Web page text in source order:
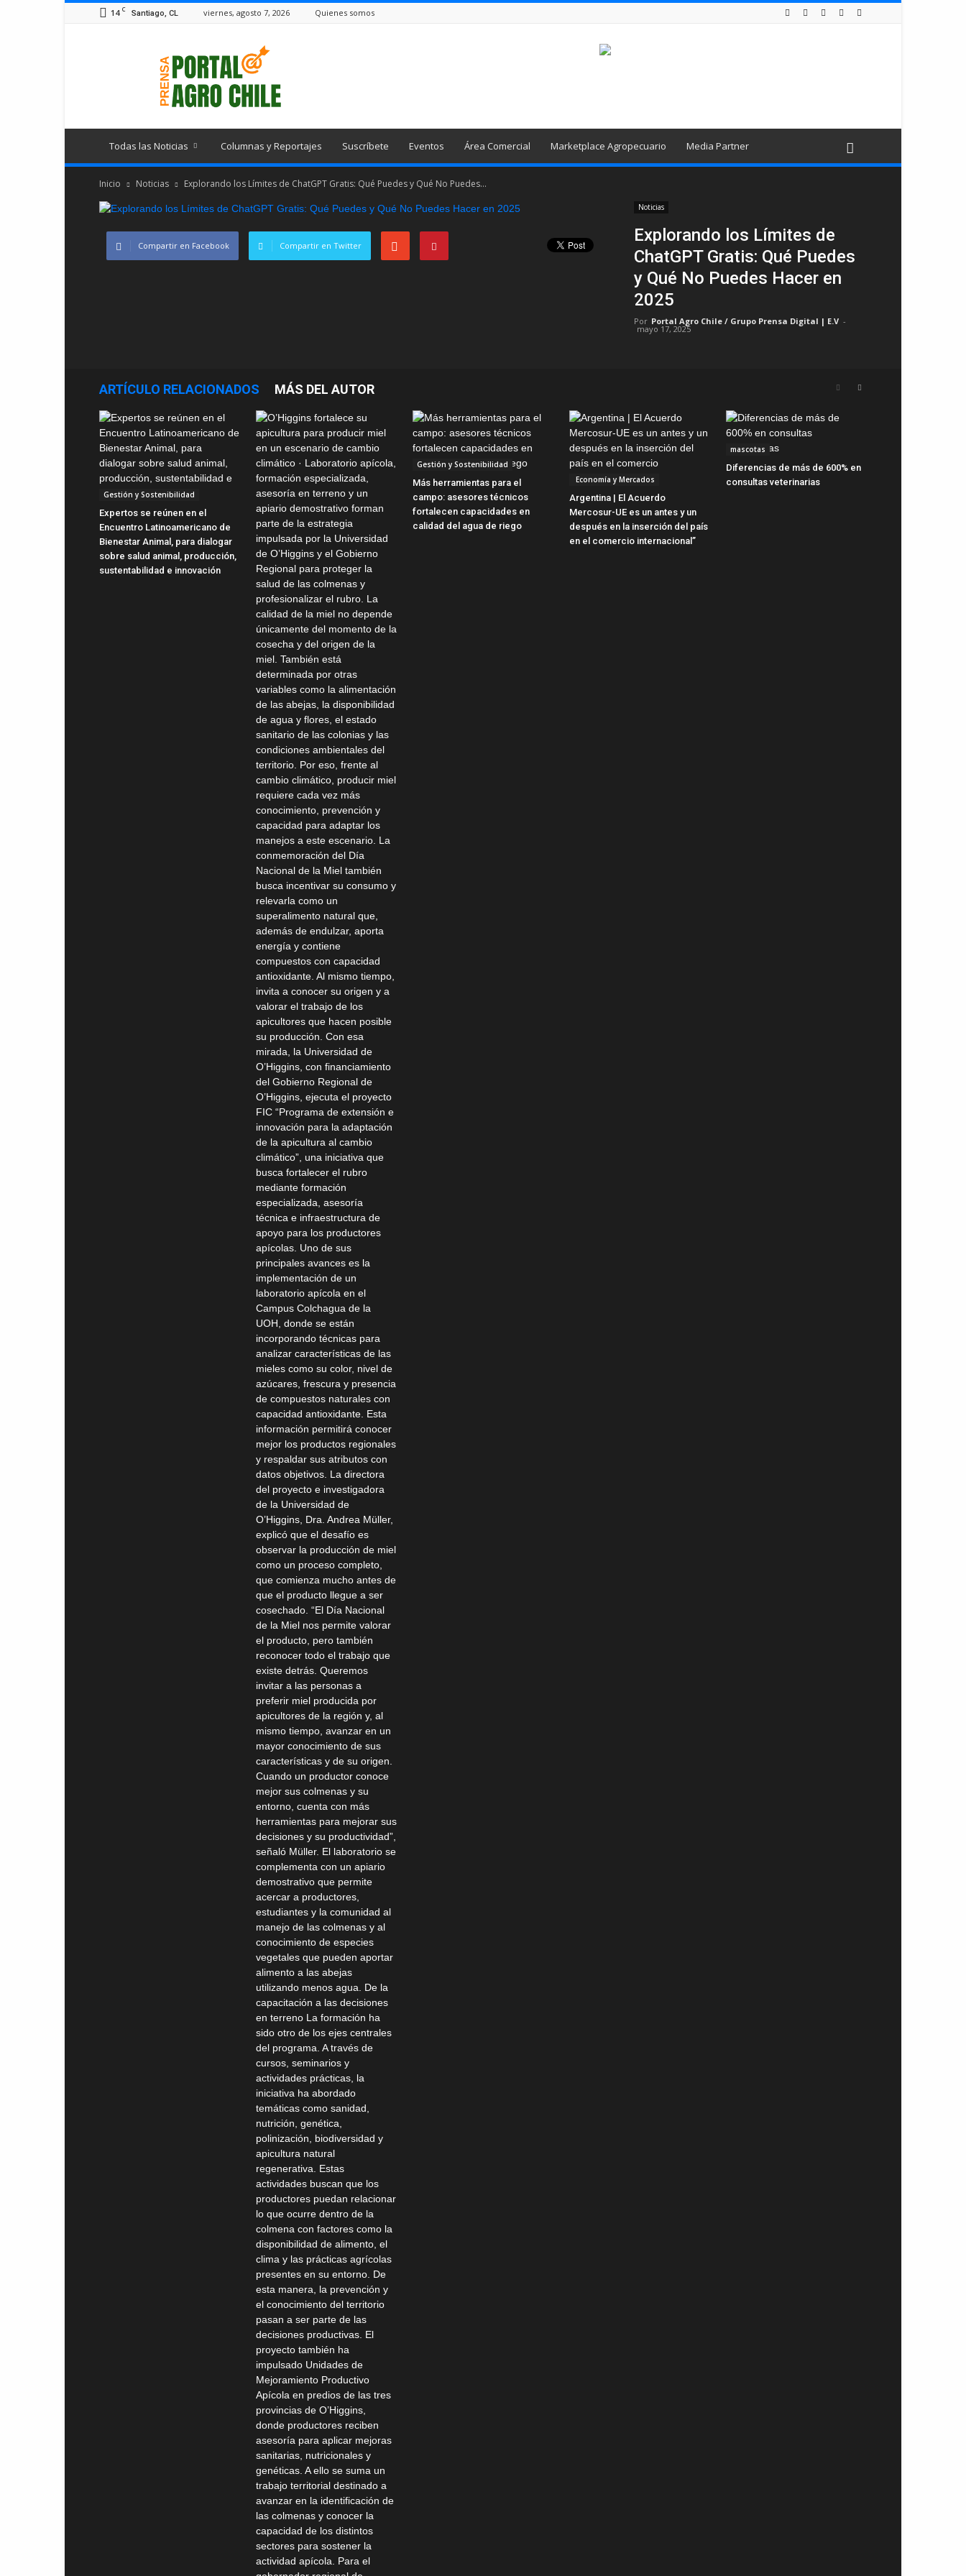
14 C Santiago, CL viernes, agosto 7, 2026 Quienes somos
Todas las Noticias Columnas y Reportajes Suscríbete Eventos Área Comercial Marketplace Agropecuario Media Partner
Inicio Noticias Explorando los Límites de ChatGPT Gratis: Qué Puedes y Qué No Puedes...
Noticias
Explorando los Límites de
ChatGPT Gratis: Qué Puedes
y Qué No Puedes Hacer en
2025
Por Portal Agro Chile / Grupo Prensa Digital | E.V -
mayo 17, 2025
Compartir en Facebook Compartir en Twitter
ARTÍCULO RELACIONADOS MÁS DEL AUTOR
Gestión y Sostenibilidad
Expertos se reúnen en el
Encuentro Latinoamericano de
Bienestar Animal, para dialogar
sobre salud animal, producción,
sustentabilidad e innovación
Gestión y Sostenibilidad
Más herramientas para el
campo: asesores técnicos
fortalecen capacidades en
calidad del agua de riego
Economía y Mercados
Argentina | El Acuerdo
Mercosur-UE es un antes y un
después en la inserción del país
en el comercio internacional”
mascotas
Diferencias de más de 600% en
consultas veterinarias